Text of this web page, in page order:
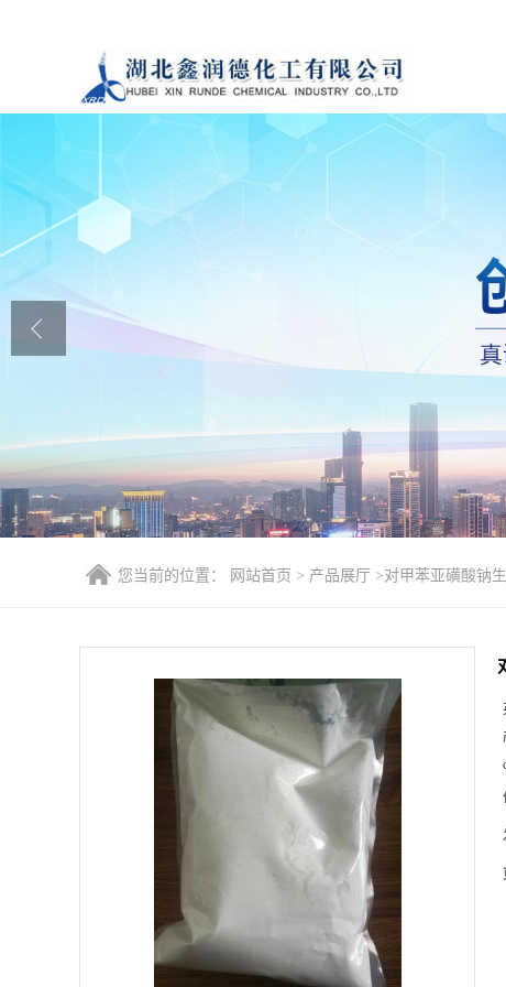
产品展厅
联系方式
您当前的位置： 网站首页 > 产品展厅 >对甲苯亚磺酸钠